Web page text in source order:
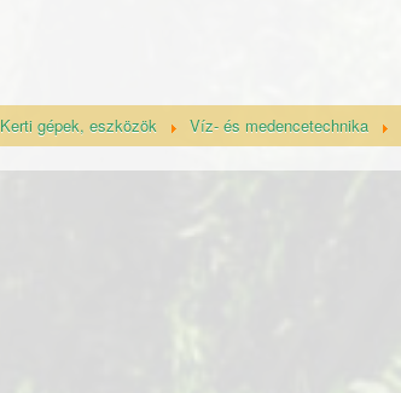
Kerti gépek, eszközök Víz- és medencetechnika